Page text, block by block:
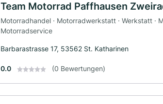
Team Motorrad Paffhausen
Motorradhandel · Motorradwerkstatt · Werkstatt ·
Motorradservice
Barbarastrasse 17, 53562 St. Katharinen
0.0 (0 Bewertungen)